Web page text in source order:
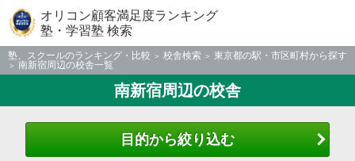
オリコン顧客満足度ランキング
塾・学習塾 検索
塾、スクールのランキング・比較 校舎検索
東京都の駅・市区町村から探す
南新宿周辺の校舎一覧
南新宿周辺の校舎
目的から絞り込む